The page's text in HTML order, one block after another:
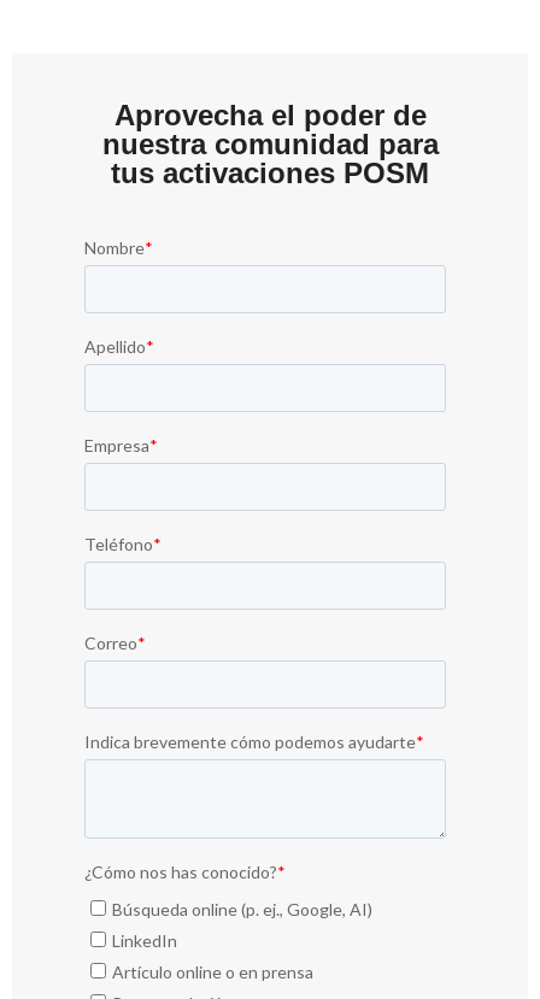
Aprovecha el poder de
nuestra comunidad para
tus activaciones POSM